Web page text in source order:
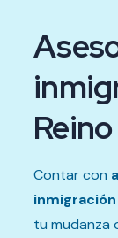
Contar con
inmigración
tu mudanza